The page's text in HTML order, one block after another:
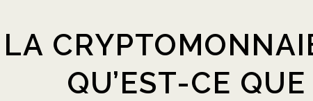
LA
QU’EST-CE QUE